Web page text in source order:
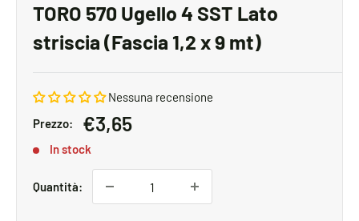
TORO 570 Ugello 4 SST Lato
striscia (Fascia 1,2 x 9 mt)
Nessuna recensione
Prezzo:
Prezzo
scontato
€3,65
In stock
Quantità: